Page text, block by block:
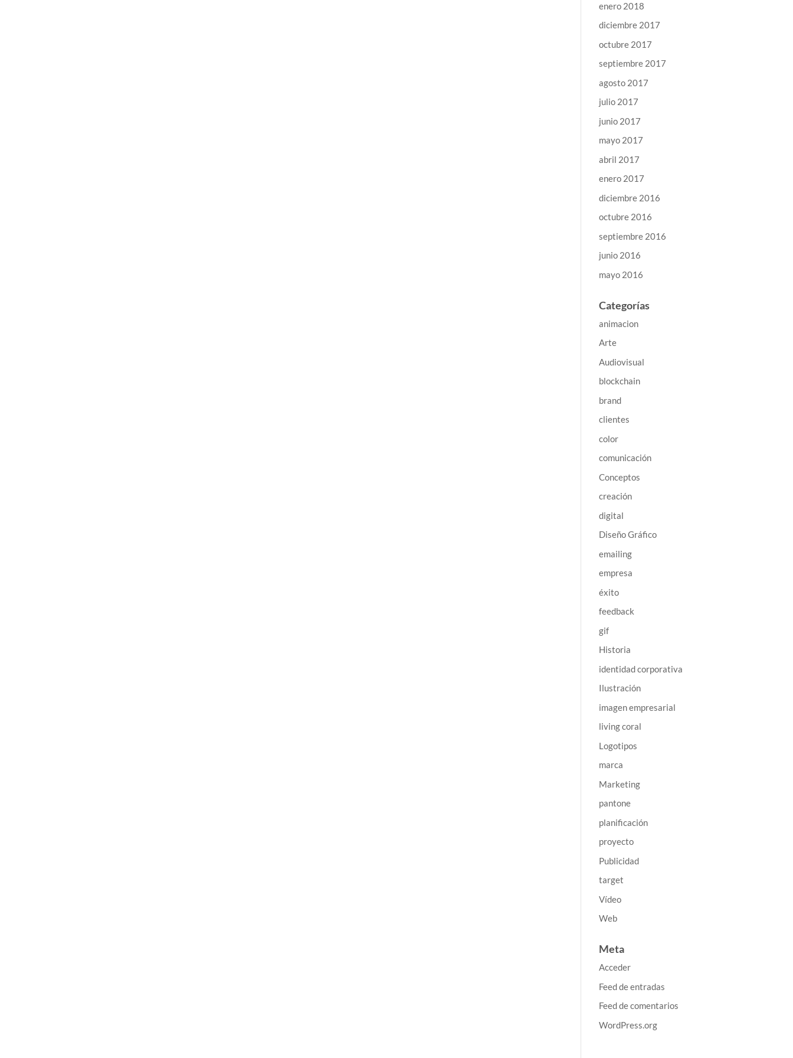
enero 2018
diciembre 2017
octubre 2017
septiembre 2017
agosto 2017
julio 2017
junio 2017
mayo 2017
abril 2017
enero 2017
diciembre 2016
octubre 2016
septiembre 2016
junio 2016
mayo 2016
Categorías
animacion
Arte
Audiovisual
blockchain
brand
clientes
color
comunicación
Conceptos
creación
digital
Diseño Gráfico
emailing
empresa
éxito
feedback
gif
Historia
identidad corporativa
Ilustración
imagen empresarial
living coral
Logotipos
marca
Marketing
pantone
planificación
proyecto
Publicidad
target
Vídeo
Web
Meta
Acceder
Feed de entradas
Feed de comentarios
WordPress.org